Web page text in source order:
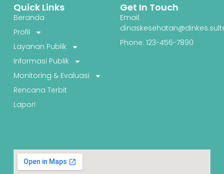
Quick Links
Beranda
Profil
Layanan Publik
Informasi Publik
Monitoring & Evaluasi
Rencana Terbit
Lapor!
Get In Touch
Email:
Phone: 123-456-7890